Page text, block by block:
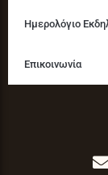
Ημερολόγιο
Επικοινωνία